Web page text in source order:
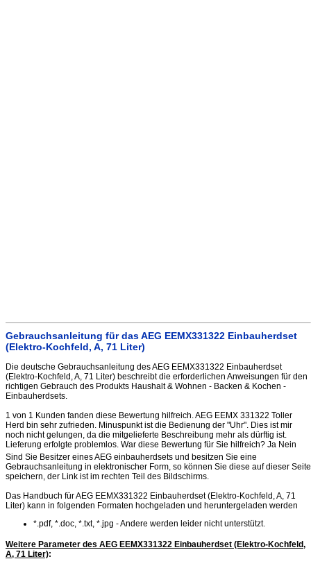
Gebrauchsanleitung für das AEG EEMX331322 Einbauherdset
(Elektro-Kochfeld, A, 71 Liter)
Die deutsche Gebrauchsanleitung des AEG EEMX331322 Einbauherdset
(Elektro-Kochfeld, A, 71 Liter) beschreibt die erforderlichen Anweisungen für den
richtigen Gebrauch des Produkts Haushalt & Wohnen - Backen & Kochen -
Einbauherdsets.
1 von 1 Kunden fanden diese Bewertung hilfreich. AEG EEMX 331322 Toller
Herd bin sehr zufrieden. Minuspunkt ist die Bedienung der "Uhr". Dies ist mir
noch nicht gelungen, da die mitgelieferte Beschreibung mehr als dürftig ist.
Lieferung erfolgte problemlos. War diese Bewertung für Sie hilfreich? Ja Nein
Sind Sie Besitzer eines AEG einbauherdsets und besitzen Sie eine
Gebrauchsanleitung in elektronischer Form, so können Sie diese auf dieser Seite
speichern, der Link ist im rechten Teil des Bildschirms.
Das Handbuch für AEG EEMX331322 Einbauherdset (Elektro-Kochfeld, A, 71
Liter) kann in folgenden Formaten hochgeladen und heruntergeladen werden
*.pdf, *.doc, *.txt, *.jpg - Andere werden leider nicht unterstützt.
Weitere Parameter des AEG EEMX331322 Einbauherdset (Elektro-Kochfeld,
A, 71 Liter):